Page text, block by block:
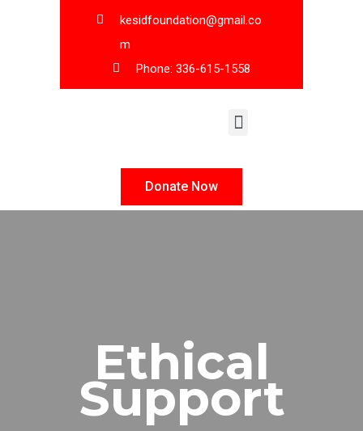
kesidfoundation@gmail.co
m
Phone: 336-615-1558
Donate Now
Ethical
Support